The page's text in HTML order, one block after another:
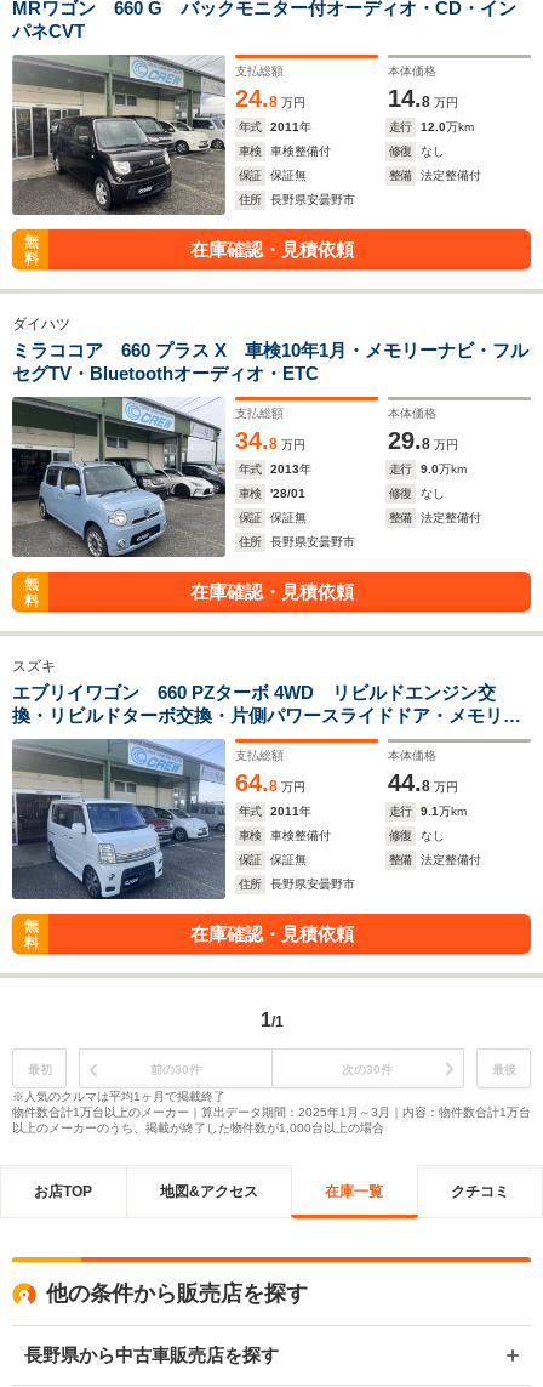
MRワゴン 660 G バックモニター付オーディオ・CD・イン
パネCVT
支払総額
24.8 万円
本体価格
14.8 万円
年式
2011年 走行 12.0万km
車検
車検整備付 修復
なし
保証
保証無 整備
法定整備付
住所
長野県安曇野市
無
料
在庫確認・見積依頼
ダイハツ
ミラココア 660 プラス X 車検10年1月・メモリーナビ・フル
セグTV・Bluetoothオーディオ・ETC
支払総額
34.8 万円
本体価格
29.8 万円
年式
2013年 走行 9.0万km
車検
'28/01 修復
なし
保証
保証無 整備
法定整備付
住所
長野県安曇野市
無
料
在庫確認・見積依頼
スズキ
エブリイワゴン 660 PZターボ 4WD リビルドエンジン交
換・リビルドターボ交換・片側パワースライドドア・メモリー
ナビ・フルセグTV・Bluetoothオーディオ・前後ドライブレコ
ーダー・ETC・ディスチャージドランプ
支払総額
64.8 万円
本体価格
44.8 万円
年式
2011年 走行 9.1万km
車検
車検整備付 修復
なし
保証
保証無 整備
法定整備付
住所
長野県安曇野市
無
料
在庫確認・見積依頼
1/1
最初 前の30件 次の30件
最後
※人気のクルマは平均1ヶ月で掲載終了
物件数合計1万台以上のメーカー｜算出データ期間：2025年1月～3月｜内容：物件数合計1万台
以上のメーカーのうち、掲載が終了した物件数が1,000台以上の場合
お店TOP 地図&アクセス 在庫一覧 クチコミ
他の条件から販売店を探す
長野県から中古車販売店を探す